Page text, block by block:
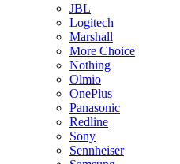
JBL
Logitech
Marshall
More Choice
Nothing
Olmio
OnePlus
Panasonic
Redline
Sony
Sennheiser